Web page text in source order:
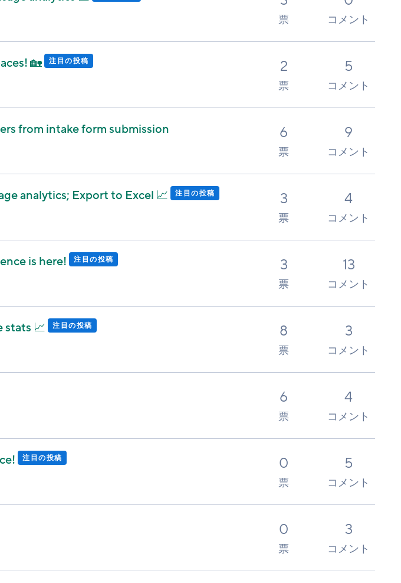
票 コメント
🏡 注目の投稿 2
票
5
コメント
from intake form submission 6
票
9
コメント
analytics; Export to Excel 📈 注目の投稿 3
票
4
コメント
is here! 注目の投稿 3
票
13
コメント
stats 📈 注目の投稿 8
票
3
コメント
6
票
4
コメント
注目の投稿 0
票
5
コメント
0
票
3
コメント